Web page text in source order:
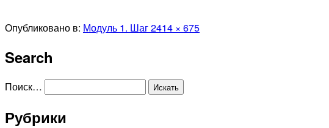
Опубликовано в: Модуль 1. Шаг 2Полный
414 × 675
Search
Поиск…
Рубрики